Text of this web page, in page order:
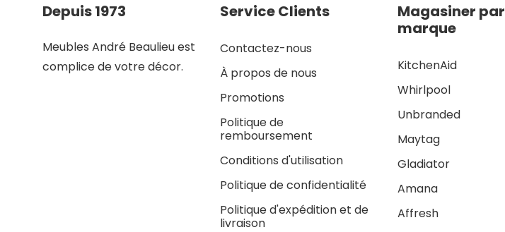
Depuis 1973
Meubles André Beaulieu est
complice de votre décor.
Service Clients
Contactez-nous
À propos de nous
Promotions
Politique de
remboursement
Conditions d'utilisation
Politique de confidentialité
Politique d'expédition et de
livraison
Magasiner par
marque
KitchenAid
Whirlpool
Unbranded
Maytag
Gladiator
Amana
Affresh